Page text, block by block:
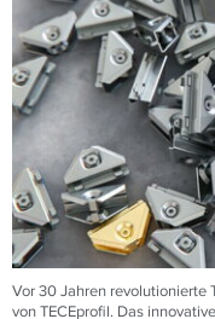
Vor 30 Jahren revolutionierte
von TECEprofil. Das